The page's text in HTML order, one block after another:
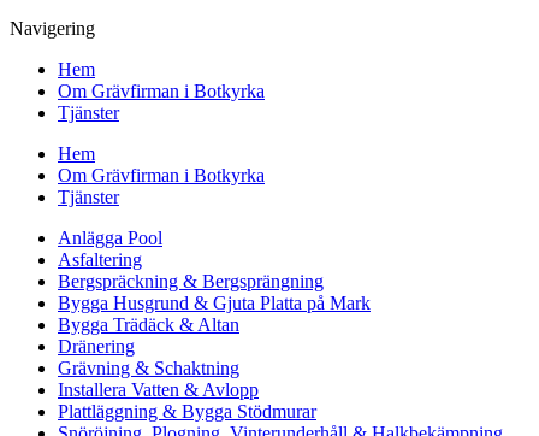
Navigering
Hem
Om Grävfirman i Botkyrka
Tjänster
Hem
Om Grävfirman i Botkyrka
Tjänster
Anlägga Pool
Asfaltering
Bergspräckning & Bergsprängning
Bygga Husgrund & Gjuta Platta på Mark
Bygga Trädäck & Altan
Dränering
Grävning & Schaktning
Installera Vatten & Avlopp
Plattläggning & Bygga Stödmurar